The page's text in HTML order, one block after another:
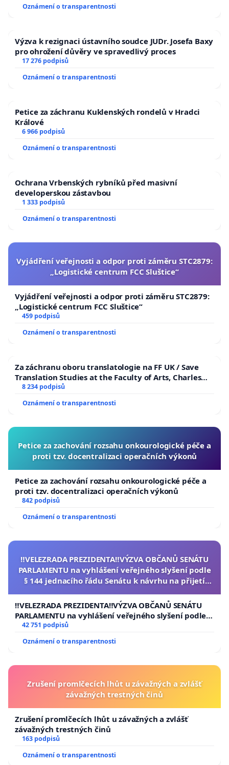
Oznámení o transparentnosti
Výzva k rezignaci ústavního soudce JUDr. Josefa Baxy
pro ohrožení důvěry ve spravedlivý proces
17 276 podpisů
Oznámení o transparentnosti
Petice za záchranu Kuklenských rondelů v Hradci
Králové
6 966 podpisů
Oznámení o transparentnosti
Ochrana Vrbenských rybníků před masivní
developerskou zástavbou
1 333 podpisů
Oznámení o transparentnosti
Vyjádření veřejnosti a odpor proti záměru STC2879:
„Logistické centrum FCC Sluštice“
Vyjádření veřejnosti a odpor proti záměru STC2879:
„Logistické centrum FCC Sluštice“
459 podpisů
Oznámení o transparentnosti
Za záchranu oboru translatologie na FF UK / Save
Translation Studies at the Faculty of Arts, Charles
University
8 234 podpisů
Oznámení o transparentnosti
Petice za zachování rozsahu onkourologické péče a
proti tzv. docentralizaci operačních výkonů
Petice za zachování rozsahu onkourologické péče a
proti tzv. docentralizaci operačních výkonů
842 podpisů
Oznámení o transparentnosti
‼️VELEZRADA PREZIDENTA‼️VÝZVA OBČANŮ SENÁTU
PARLAMENTU na vyhlášení veřejného slyšení podle
§ 144 jednacího řádu Senátu k návrhu na přijetí
republiky
‼️VELEZRADA PREZIDENTA‼️VÝZVA OBČANŮ SENÁTU
PARLAMENTU na vyhlášení veřejného slyšení podle §
144 jednacího řádu Senátu k návrhu na přijetí
usnesení k podání ústavní žaloby na prezidenta
republiky
42 751 podpisů
Oznámení o transparentnosti
Zrušení promlčecích lhůt u závažných a zvlášť
závažných trestných činů
Zrušení promlčecích lhůt u závažných a zvlášť
závažných trestných činů
163 podpisů
Oznámení o transparentnosti